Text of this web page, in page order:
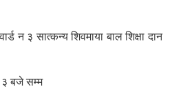
न ३ सात्कन्य शिवमाया बाल शिक्षा दान
३ बजे सम्म